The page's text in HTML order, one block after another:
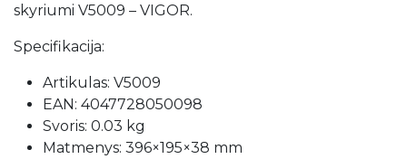
skyriumi V5009 – VIGOR.
Specifikacija:
Artikulas: V5009
EAN: 4047728050098
Svoris: 0.03 kg
Matmenys: 396×195×38 mm